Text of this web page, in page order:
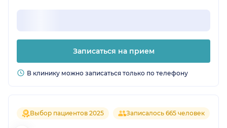
Записаться на прием
В клинику можно записаться только по телефону
Выбор пациентов 2025 Записалось 665 человек